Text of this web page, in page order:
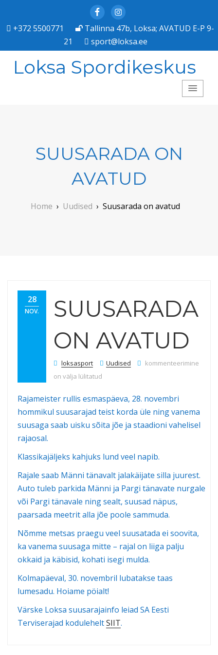
FacebookInstagram
+372 5500771
Tallinna 47b, Loksa; AVATUD E-P 9-
21
sport@loksa.ee
Loksa Spordikeskus
SUUSARADA ON
AVATUD
Home › Uudised › Suusarada on avatud
28
NOV.
SUUSARADA
ON AVATUD
loksasport Uudised Suusarada on avatud
kommenteerimine
on välja lülitatud
Rajameister rullis esmaspäeva, 28. novembri
hommikul suusarajad teist korda üle ning vanema
suusaga saab uisku sõita jõe ja staadioni vahelisel
rajaosal.
Klassikajäljeks kahjuks lund veel napib.
Rajale saab Männi tänavalt jalakäijate silla juurest.
Auto tuleb parkida Männi ja Pargi tänavate nurgale
või Pargi tänavale ning sealt, suusad näpus,
paarsada meetrit alla jõe poole sammuda.
Nõmme metsas praegu veel suusatada ei soovita,
ka vanema suusaga mitte – rajal on liiga palju
okkaid ja käbisid, kohati isegi mulda.
Kolmapäeval, 30. novembril lubatakse taas
lumesadu. Hoiame pöialt!
Värske Loksa suusarajainfo leiad SA Eesti
Terviserajad koduleheltSIIT.